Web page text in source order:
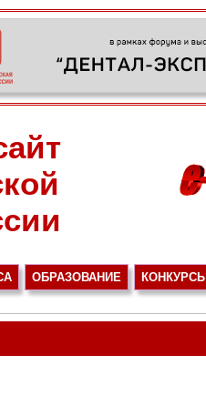
ОБРАЗОВАНИЕ КОНКУРСЫ